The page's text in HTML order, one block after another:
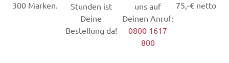
300 Marken.
Stunden ist
Deine
Bestellung da!
uns auf
Deinen Anruf:
0800 1617
800
75,-€ netto